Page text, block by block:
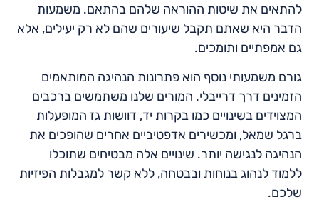
להתאים את שיטות ההוראה שלהם בהתאם. משמעות
הדבר היא שאתם תקבל שיעורים שהם לא רק יעילים, אלא
גם אמפתיים ותומכים.
גורם משמעותי נוסף הוא פתרונות הנהיגה המותאמים
הזמינים דרך דרייבלי. המורים שלנו משתמשים ברכבים
המצוידים בשינויים כמו בקרות יד, דוושות גז המופעלות
ברגל שמאל, ומכשירים אדפטיביים אחרים שהופכים את
הנהיגה לנגישה יותר. שינויים אלה מבטיחים שתוכלו
ללמוד לנהוג בנוחות ובבטחה, ללא קשר למגבלות הפיזיות
שלכם.